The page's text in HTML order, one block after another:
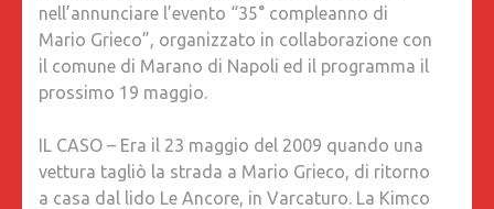
nell’annunciare l’evento “35° compleanno di
Mario Grieco”, organizzato in collaborazione con
il comune di Marano di Napoli ed il programma il
prossimo 19 maggio.
IL CASO – Era il 23 maggio del 2009 quando una
vettura tagliò la strada a Mario Grieco, di ritorno
a casa dal lido Le Ancore, in Varcaturo. La Kimco